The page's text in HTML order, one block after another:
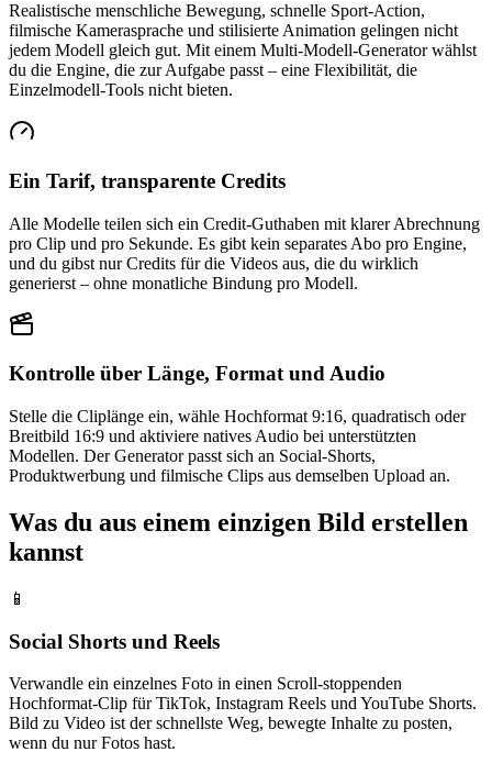
Realistische menschliche Bewegung, schnelle Sport-Action,
filmische Kamerasprache und stilisierte Animation gelingen nicht
jedem Modell gleich gut. Mit einem Multi-Modell-Generator wählst
du die Engine, die zur Aufgabe passt – eine Flexibilität, die
Einzelmodell-Tools nicht bieten.
Ein Tarif, transparente Credits
Alle Modelle teilen sich ein Credit-Guthaben mit klarer Abrechnung
pro Clip und pro Sekunde. Es gibt kein separates Abo pro Engine,
und du gibst nur Credits für die Videos aus, die du wirklich
generierst – ohne monatliche Bindung pro Modell.
Kontrolle über Länge, Format und Audio
Stelle die Cliplänge ein, wähle Hochformat 9:16, quadratisch oder
Breitbild 16:9 und aktiviere natives Audio bei unterstützten
Modellen. Der Generator passt sich an Social-Shorts,
Produktwerbung und filmische Clips aus demselben Upload an.
Was du aus einem einzigen Bild erstellen
kannst
📱
Social Shorts und Reels
Verwandle ein einzelnes Foto in einen Scroll-stoppenden
Hochformat-Clip für TikTok, Instagram Reels und YouTube Shorts.
Bild zu Video ist der schnellste Weg, bewegte Inhalte zu posten,
wenn du nur Fotos hast.